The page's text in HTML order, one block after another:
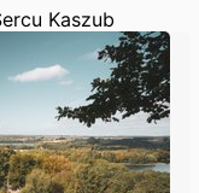
Kaszub